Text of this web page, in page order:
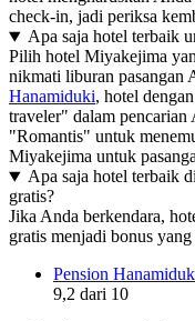
check-in, jadi periksa
Apa saja hotel terbaik
Pilih hotel Miyakejima
nikmati liburan pasangan
Hanamiduki, hotel
traveler" dalam
"Romantis" untuk
Miyakejima untuk
Apa saja hotel terbaik
gratis?
Jika Anda berkendara,
gratis menjadi bonus
Pension
9,2 dari 10